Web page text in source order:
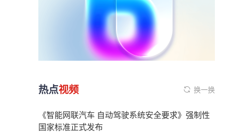
热点视频 换一换
《智能网联汽车 自动驾驶系统安全要求》强制性
国家标准正式发布